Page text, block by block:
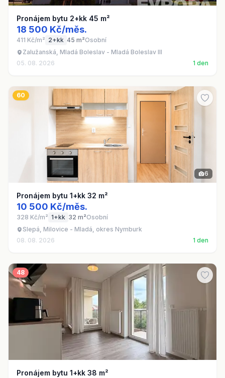
Pronájem bytu 2+kk 45 m²
18 500 Kč/měs.
411 Kč/m² 2+kk 45 m²Osobní
Zalužanská, Mladá Boleslav - Mladá Boleslav III
05. 08. 2026
1 den
60
6
Pronájem bytu 1+kk 32 m²
10 500 Kč/měs.
328 Kč/m² 1+kk 32 m²Osobní
Slepá, Milovice - Mladá, okres Nymburk
08. 08. 2026
1 den
48
Pronájem bytu 1+kk 38 m²